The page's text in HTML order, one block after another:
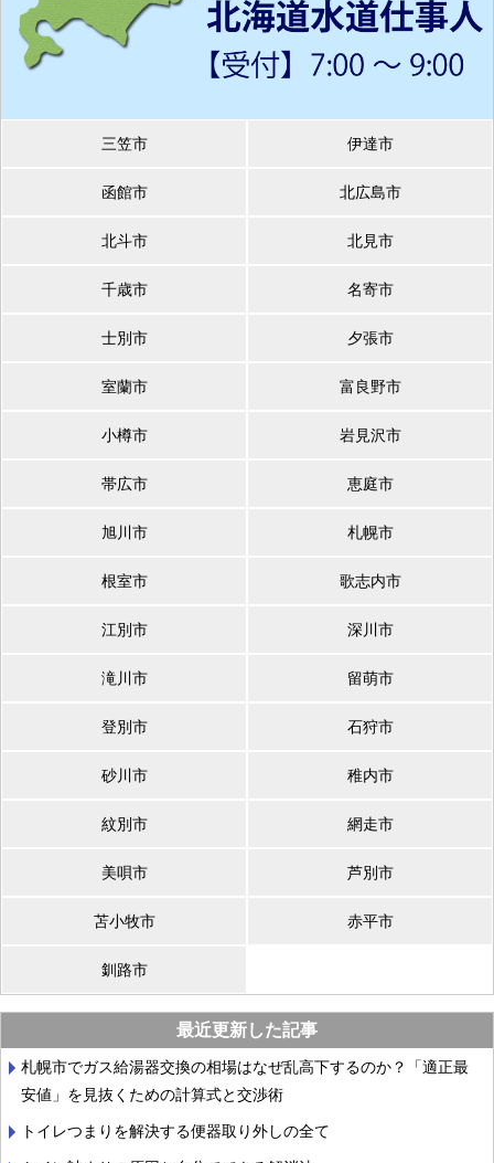
三笠市 伊達市
函館市 北広島市
北斗市 北見市
千歳市 名寄市
士別市 夕張市
室蘭市 富良野市
小樽市 岩見沢市
帯広市 恵庭市
旭川市 札幌市
根室市 歌志内市
江別市 深川市
滝川市 留萌市
登別市 石狩市
砂川市 稚内市
紋別市 網走市
美唄市 芦別市
苫小牧市 赤平市
釧路市
最近更新した記事
札幌市でガス給湯器交換の相場はなぜ乱高下するのか？「適正最
安値」を見抜くための計算式と交渉術
トイレつまりを解決する便器取り外しの全て